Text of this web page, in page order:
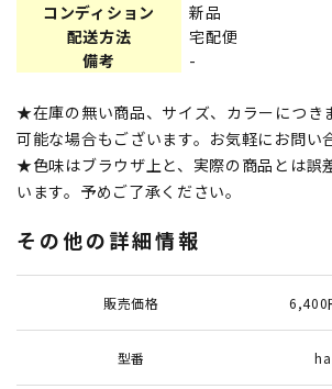
コンディション
新品
配送方法
宅配便
備考
-
★在庫の無い商品、サイズ、カラーにつき
可能な場合もございます。お気軽にお問い
★色味はブラウザ上と、実際の商品とは誤
います。予めご了承ください。
その他の詳細情報
販売価格 6,400
型番